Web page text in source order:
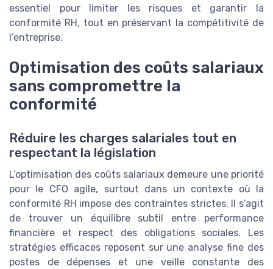
essentiel pour limiter les risques et garantir la
conformité RH, tout en préservant la compétitivité de
l’entreprise.
Optimisation des coûts salariaux
sans compromettre la
conformité
Réduire les charges salariales tout en
respectant la législation
L’optimisation des coûts salariaux demeure une priorité
pour le CFO agile, surtout dans un contexte où la
conformité RH impose des contraintes strictes. Il s’agit
de trouver un équilibre subtil entre performance
financière et respect des obligations sociales. Les
stratégies efficaces reposent sur une analyse fine des
postes de dépenses et une veille constante des